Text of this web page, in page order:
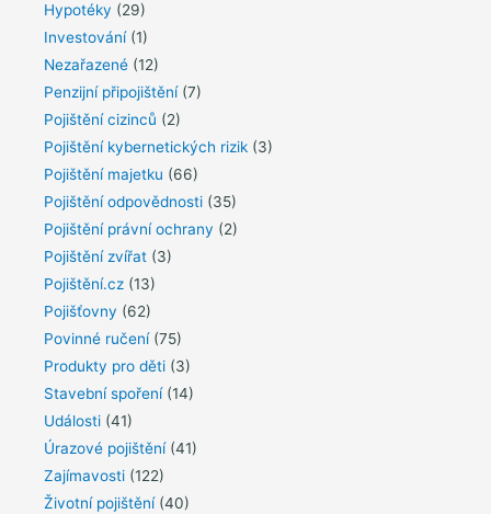
Hypotéky (29)
Investování(1)
Nezařazené (12)
Penzijní připojištění(7)
Pojištění cizinců (2)
Pojištění kybernetických rizik (3)
Pojištění majetku (66)
Pojištění odpovědnosti (35)
Pojištění právní ochrany (2)
Pojištění zvířat (3)
Pojištění.cz (13)
Pojišťovny (62)
Povinné ručení(75)
Produkty pro děti (3)
Stavební spoření(14)
Události (41)
Úrazové pojištění(41)
Zajímavosti (122)
Životní pojištění(40)